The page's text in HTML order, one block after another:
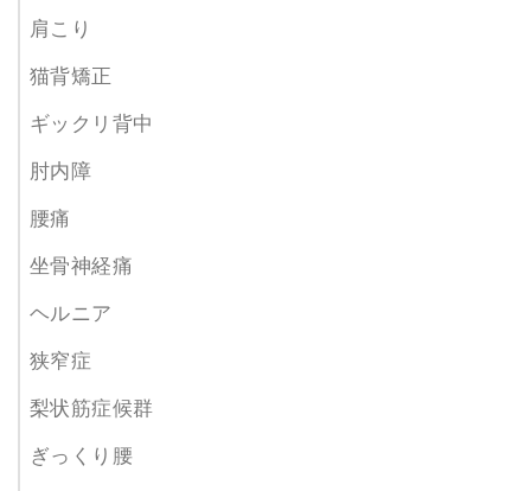
肩こり
猫背矯正
ギックリ背中
肘内障
腰痛
坐骨神経痛
ヘルニア
狭窄症
梨状筋症候群
ぎっくり腰